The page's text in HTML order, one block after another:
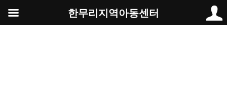
한무리지역아동센터